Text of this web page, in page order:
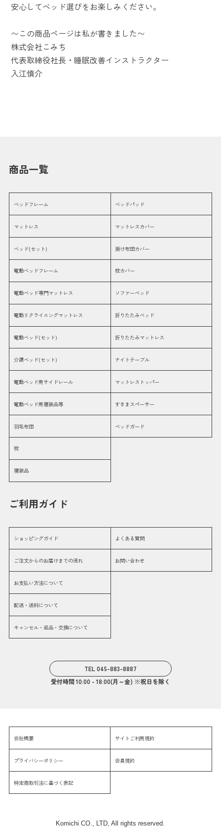
安心してベッド選びをお楽しみください。
〜この商品ページは私が書きました〜
株式会社こみち
代表取締役社長・睡眠改善インストラクター
入江慎介
商品一覧
ベッドフレーム
マットレス
ベッド(セット)
電動ベッドフレーム
電動ベッド専門マットレス
電動リクライニングマットレス
電動ベッド(セット)
介護ベッド(セット)
電動ベッド用サイドレール
電動ベッド用寝装品等
羽毛布団
枕
寝装品
ベッドパッド
マットレスカバー
掛け布団カバー
枕カバー
ソファーベッド
折りたたみベッド
折りたたみマットレス
ナイトテーブル
マットレストッパー
すきまスペーサー
ベッドガード
ご利用ガイド
ショッピングガイド
ご注文からのお届けまでの流れ
お支払い方法について
配送・送料について
キャンセル・返品・交換について
よくある質問
お問い合わせ
TEL 045-883-8887
受付時間 10:00 - 18:00(月～金) ※祝日を除く
会社概要
プライバシーポリシー
特定商取引法に基づく表記
サイトご利用規約
会員規約
Komichi CO., LTD, All rights reserved.